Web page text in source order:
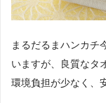
まるだるまハンカチ
いますが、良質なタ
環境負担が少なく、